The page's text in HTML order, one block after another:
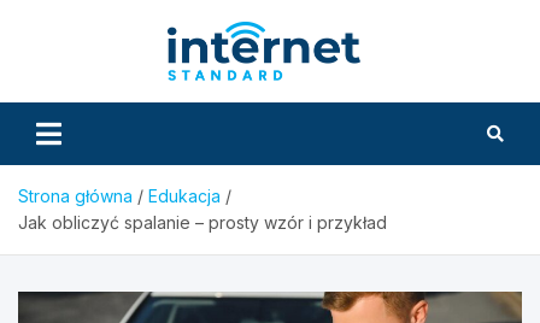
Strona główna
Edukacja
Jak obliczyć spalanie – prosty wzór i przykład